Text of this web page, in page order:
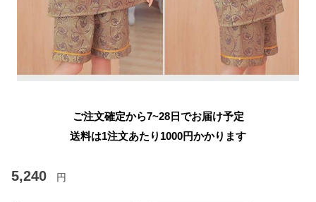
ご注文確定から7~28日でお届け予定
送料は1注文あたり 1000円かかります
5,240 円